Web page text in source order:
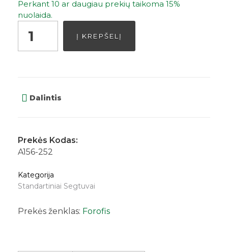
Perkant 10 ar daugiau prekių taikoma 15%
nuolaida.
Į KREPŠELĮ
Dalintis
Prekės Kodas:
A156-252
Kategorija
Standartiniai Segtuvai
Prekės ženklas: Forofis